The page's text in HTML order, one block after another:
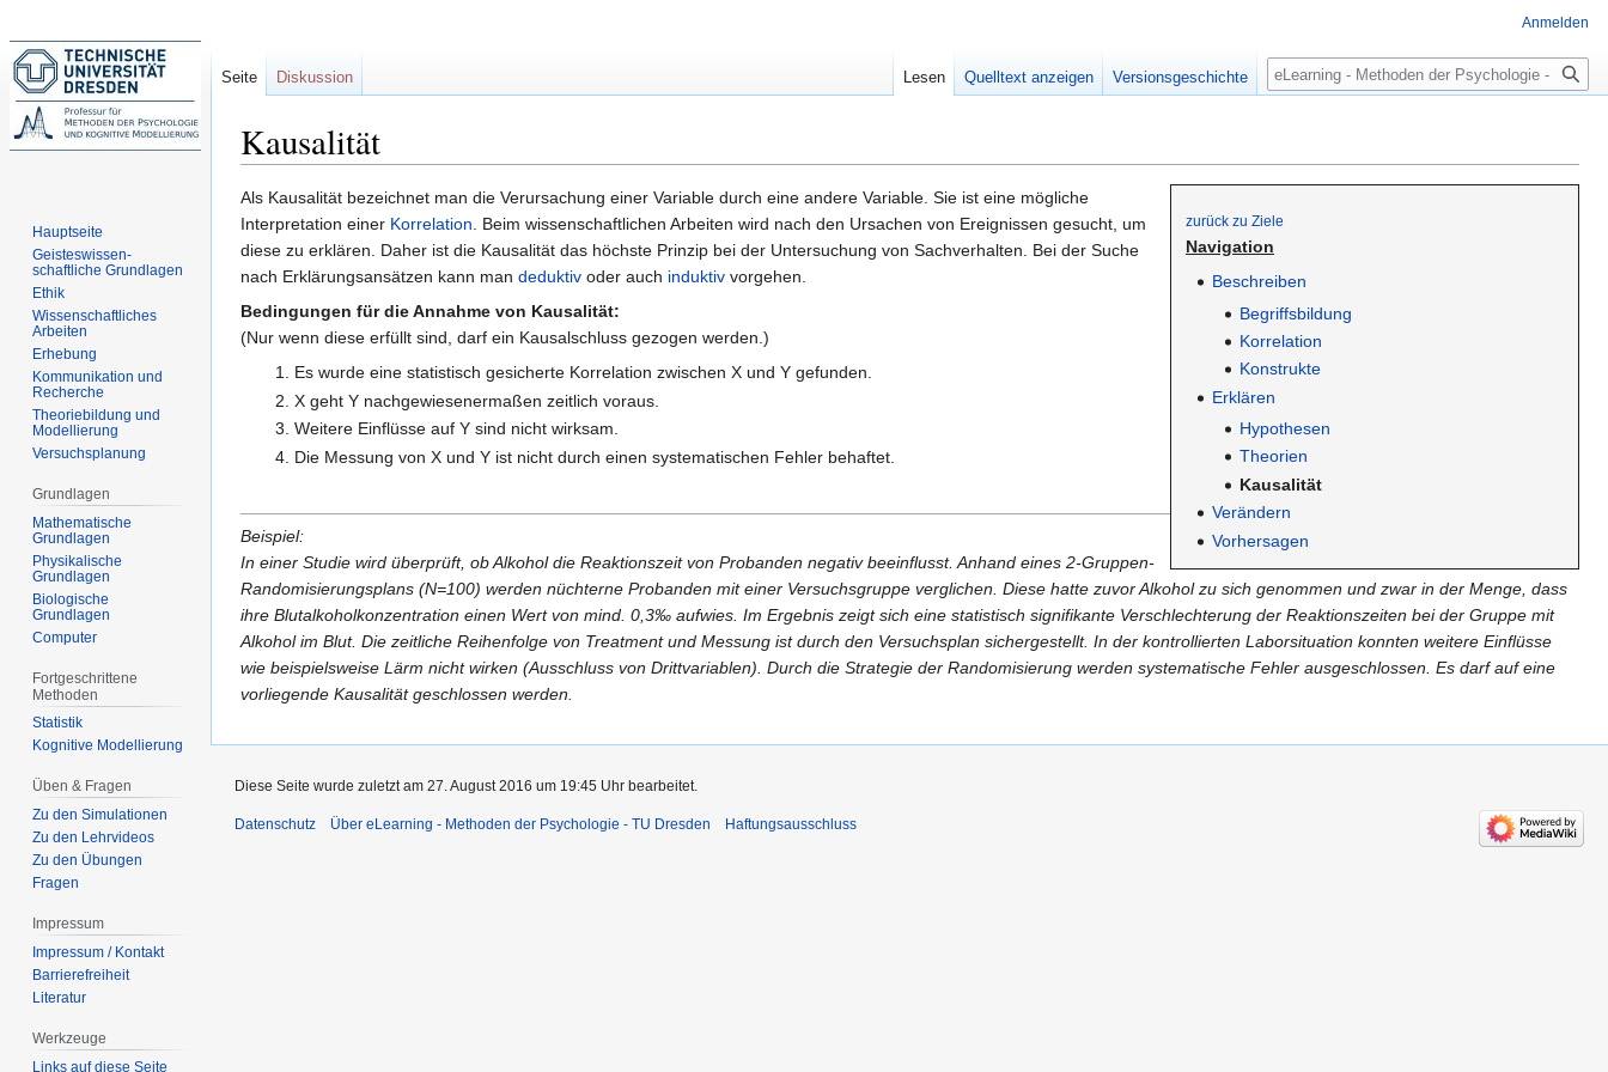
Kausalität
Zur
Navigation
springen
Zur
Suche
springen
zurück zu Ziele
Navigation
Beschreiben
Begriffsbildung
Korrelation
Konstrukte
Erklären
Hypothesen
Theorien
Kausalität
Verändern
Vorhersagen
Als Kausalität bezeichnet man die Verursachung einer Variable durch eine andere Variable. Sie ist eine mögliche
Interpretation einer Korrelation. Beim wissenschaftlichen Arbeiten wird nach den Ursachen von Ereignissen gesucht, um
diese zu erklären. Daher ist die Kausalität das höchste Prinzip bei der Untersuchung von Sachverhalten. Bei der Suche
nach Erklärungsansätzen kann man deduktiv oder auch induktiv vorgehen.
Bedingungen für die Annahme von Kausalität:
(Nur wenn diese erfüllt sind, darf ein Kausalschluss gezogen werden.)
Es wurde eine statistisch gesicherte Korrelation zwischen X und Y gefunden.
X geht Y nachgewiesenermaßen zeitlich voraus.
Weitere Einflüsse auf Y sind nicht wirksam.
Die Messung von X und Y ist nicht durch einen systematischen Fehler behaftet.
Beispiel:
In einer Studie wird überprüft, ob Alkohol die Reaktionszeit von Probanden negativ beeinflusst. Anhand eines 2-Gruppen-
Randomisierungsplans (N=100) werden nüchterne Probanden mit einer Versuchsgruppe verglichen. Diese hatte zuvor Alkohol zu sich genommen und zwar in der Menge, dass
ihre Blutalkoholkonzentration einen Wert von mind. 0,3‰ aufwies. Im Ergebnis zeigt sich eine statistisch signifikante Verschlechterung der Reaktionszeiten bei der Gruppe mit
Alkohol im Blut. Die zeitliche Reihenfolge von Treatment und Messung ist durch den Versuchsplan sichergestellt. In der kontrollierten Laborsituation konnten weitere Einflüsse
wie beispielsweise Lärm nicht wirken (Ausschluss von Drittvariablen). Durch die Strategie der Randomisierung werden systematische Fehler ausgeschlossen. Es darf auf eine
vorliegende Kausalität geschlossen werden.
Anmelden
Seite Diskussion Lesen Quelltext anzeigen Versionsgeschichte Suche
Hauptseite
Geisteswissen-
schaftliche Grundlagen
Ethik
Wissenschaftliches
Arbeiten
Erhebung
Kommunikation und
Recherche
Theoriebildung und
Modellierung
Versuchsplanung
Grundlagen
Mathematische
Grundlagen
Physikalische
Grundlagen
Biologische
Grundlagen
Computer
Fortgeschrittene
Methoden
Statistik
Kognitive Modellierung
Üben & Fragen
Zu den Simulationen
Zu den Lehrvideos
Zu den Übungen
Fragen
Impressum
Impressum / Kontakt
Barrierefreiheit
Literatur
Werkzeuge
Links auf diese Seite
Diese Seite wurde zuletzt am 27. August 2016 um 19:45 Uhr bearbeitet.
Datenschutz Über eLearning - Methoden der Psychologie - TU Dresden Haftungsausschluss